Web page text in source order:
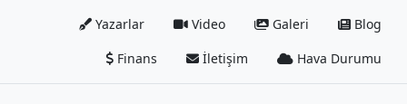
Yazarlar Video Galeri
Blog
Finans
İletişim Hava Durumu